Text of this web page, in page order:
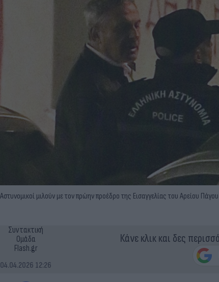
Αστυνομικοί μιλούν με τον πρώην προέδρο της Εισαγγελίας του Αρείου
Συντακτική
Ομάδα
Flash.gr
04.04.2026 12:26
Κάνε κλικ και δες